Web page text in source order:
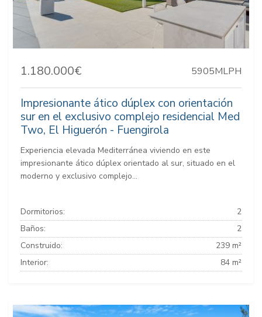
1.180.000€ 5905MLPH
Impresionante ático dúplex con orientación
sur en el exclusivo complejo residencial Med
Two, El Higuerón - Fuengirola
Experiencia elevada Mediterránea viviendo en este
impresionante ático dúplex orientado al sur, situado en el
moderno y exclusivo complejo...
Dormitorios:
2
Baños:
2
Construido:
239 m²
Interior:
84 m²